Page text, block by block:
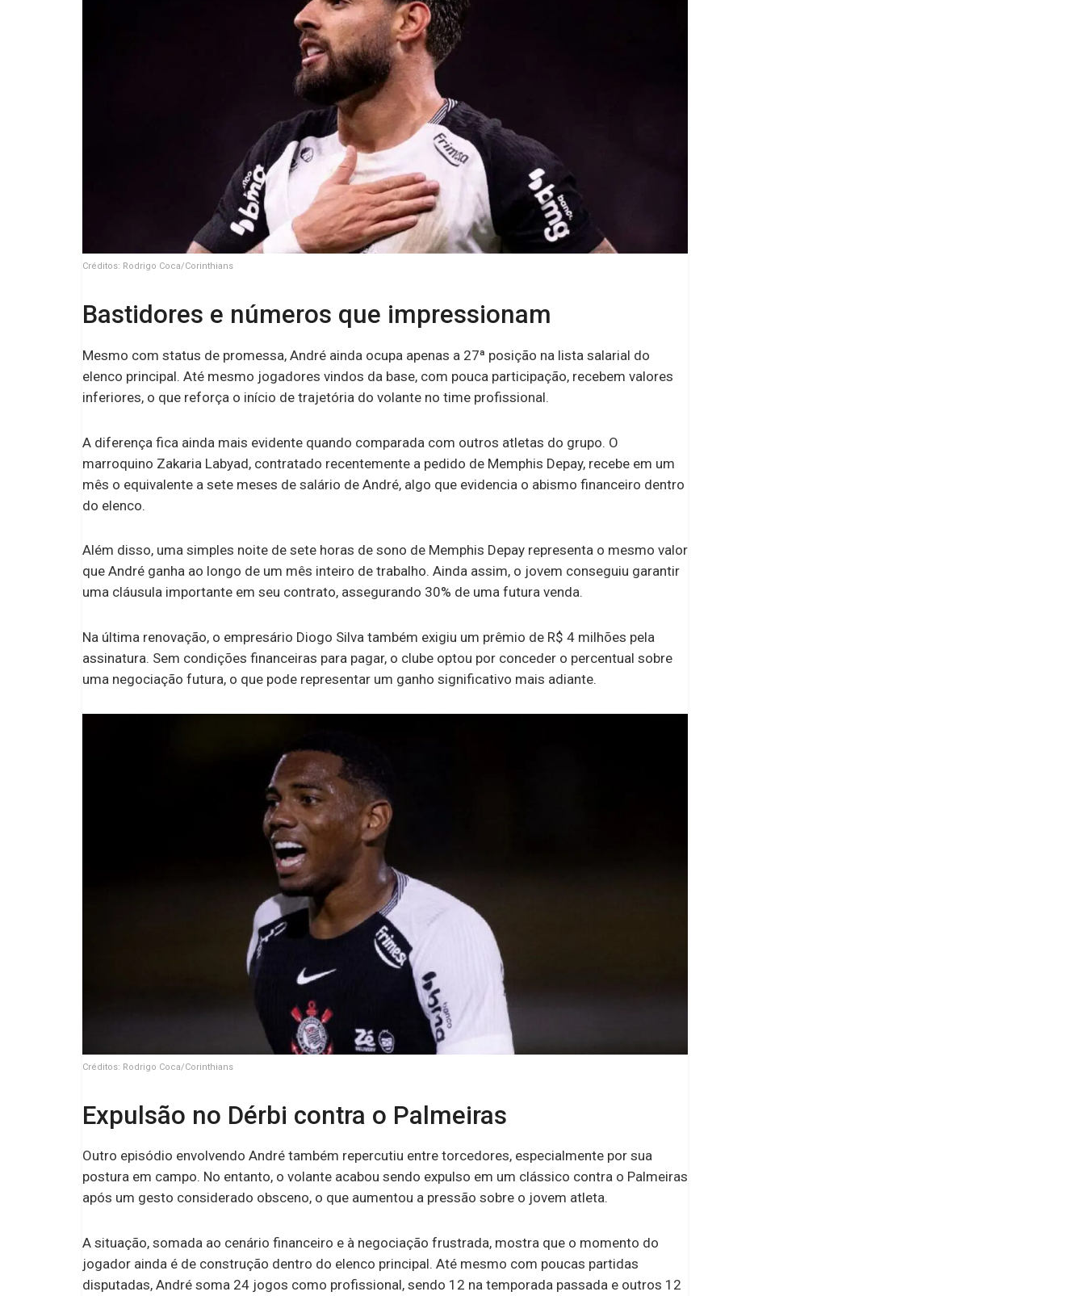
Créditos: Rodrigo Coca/Corinthians
Bastidores e números que impressionam
Mesmo com status de promessa, André ainda ocupa apenas a 27ª posição na lista salarial do
elenco principal. Até mesmo jogadores vindos da base, com pouca participação, recebem valores
inferiores, o que reforça o início de trajetória do volante no time profissional.
A diferença fica ainda mais evidente quando comparada com outros atletas do grupo. O
marroquino Zakaria Labyad, contratado recentemente a pedido de Memphis Depay, recebe em um
mês o equivalente a sete meses de salário de André, algo que evidencia o abismo financeiro dentro
do elenco.
Além disso, uma simples noite de sete horas de sono de Memphis Depay representa o mesmo valor
que André ganha ao longo de um mês inteiro de trabalho. Ainda assim, o jovem conseguiu garantir
uma cláusula importante em seu contrato, assegurando 30% de uma futura venda.
Na última renovação, o empresário Diogo Silva também exigiu um prêmio de R$ 4 milhões pela
assinatura. Sem condições financeiras para pagar, o clube optou por conceder o percentual sobre
uma negociação futura, o que pode representar um ganho significativo mais adiante.
Créditos: Rodrigo Coca/Corinthians
Expulsão no Dérbi contra o Palmeiras
Outro episódio envolvendo André também repercutiu entre torcedores, especialmente por sua
postura em campo. No entanto, o volante acabou sendo expulso em um clássico contra o Palmeiras
após um gesto considerado obsceno, o que aumentou a pressão sobre o jovem atleta.
A situação, somada ao cenário financeiro e à negociação frustrada, mostra que o momento do
jogador ainda é de construção dentro do elenco principal. Até mesmo com poucas partidas
disputadas, André soma 24 jogos como profissional, sendo 12 na temporada passada e outros 12